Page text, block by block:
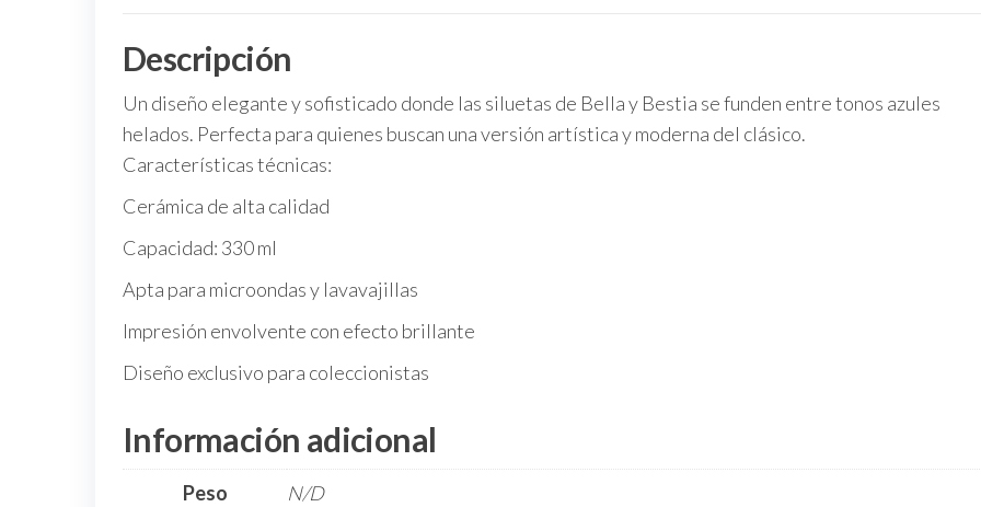
Descripción
Un diseño elegante y sofisticado donde las siluetas de Bella y Bestia se funden entre tonos azules
helados. Perfecta para quienes buscan una versión artística y moderna del clásico.
Características técnicas:
Cerámica de alta calidad
Capacidad: 330 ml
Apta para microondas y lavavajillas
Impresión envolvente con efecto brillante
Diseño exclusivo para coleccionistas
Información adicional
Peso N/D